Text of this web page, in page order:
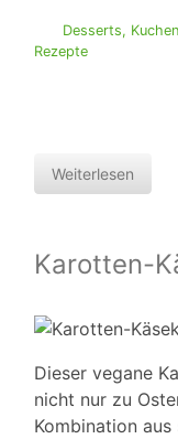
Desserts,
Rezepte
Weiterlesen
Karotten-
Dieser vegane
nicht nur zu
Kombination